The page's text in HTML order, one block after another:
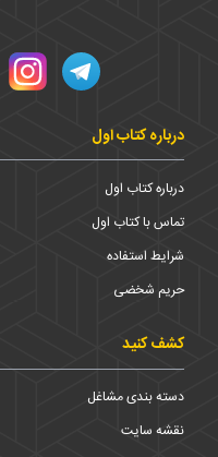
درباره کتاب اول
درباره کتاب اول
تماس با کتاب اول
شرایط استفاده
حریم شخضی
کشف کنید
دسته بندی مشاغل
نقشه سایت